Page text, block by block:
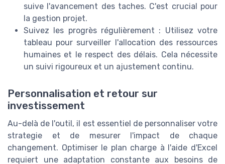
suive l'avancement des taches. C'est crucial pour
la gestion projet.
Suivez les progrès régulièrement : Utilisez votre
tableau pour surveiller l'allocation des ressources
humaines et le respect des délais. Cela nécessite
un suivi rigoureux et un ajustement continu.
Personnalisation et retour sur
investissement
Au-delà de l'outil, il est essentiel de personnaliser votre
strategie et de mesurer l'impact de chaque
changement. Optimiser le plan charge à l'aide d'Excel
requiert une adaptation constante aux besoins de